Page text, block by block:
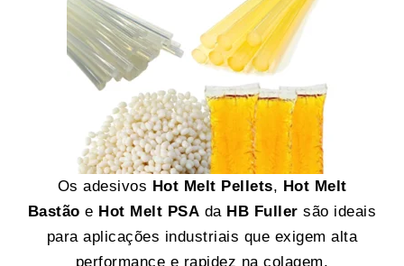
Os adesivos Hot Melt Pellets, Hot Melt
Bastão e Hot Melt PSA da HB Fuller são ideais
para aplicações industriais que exigem alta
performance e rapidez na colagem.